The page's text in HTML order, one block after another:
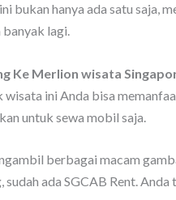
bukan hanya ada satu saja,
banyak lagi.
Ke Merlion wisata
ini Anda bisa
untuk sewa mobil saja.
berbagai macam
sudah ada SGCAB Rent.